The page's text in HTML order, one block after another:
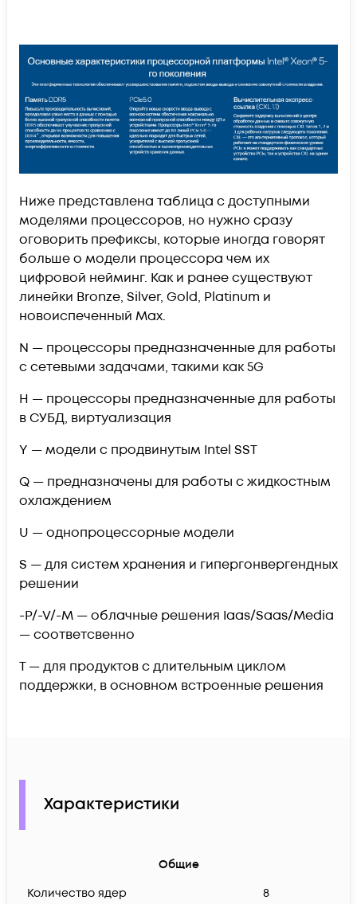
Ниже представлена таблица с доступными
моделями процессоров, но нужно сразу
оговорить префиксы, которые иногда говорят
больше о модели процессора чем их
цифровой нейминг. Как и ранее существуют
линейки Bronze, Silver, Gold, Platinum и
новоиспеченный Max.
N — процессоры предназначенные для работы
с сетевыми задачами, такими как 5G
H — процессоры предназначенные для работы
в СУБД, виртуализация
Y — модели с продвинутым Intel SST
Q — предназначены для работы с жидкостным
охлаждением
U — однопроцессорные модели
S — для систем хранения и гипергонвергендных
решении
-P/-V/-M — облачные решения Iaas/Saas/Media
— соответсвенно
T — для продуктов с длительным циклом
поддержки, в основном встроенные решения
Характеристики
Общие
Количество ядер
8